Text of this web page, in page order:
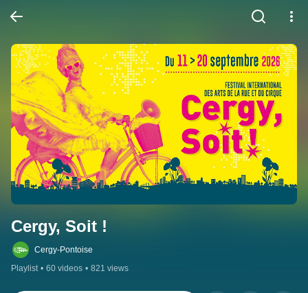
Cergy, Soit !
Cergy-Pontoise
Playlist • 60 videos • 821 views